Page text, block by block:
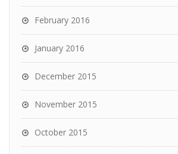
February 2016
January 2016
December 2015
November 2015
October 2015